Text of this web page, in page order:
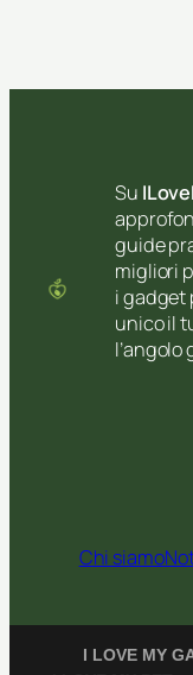
Su
guide
migliori
i gadget
unico il
l’angolo
Chi siamo
I LOVE MY